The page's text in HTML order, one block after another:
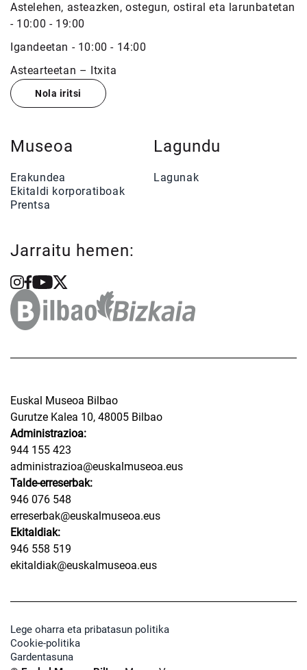
Astelehen, asteazken, ostegun, ostiral eta larunbatetan
- 10:00 - 19:00
Igandeetan - 10:00 - 14:00
Astearteetan – Itxita
Nola iritsi
Museoa
Erakundea
Ekitaldi korporatiboak
Prentsa
Lagundu
Lagunak
Jarraitu hemen:
Euskal Museoa Bilbao
Gurutze Kalea 10, 48005 Bilbao
Administrazioa:
944 155 423
administrazioa@euskalmuseoa.eus
Talde-erreserbak:
946 076 548
erreserbak@euskalmuseoa.eus
Ekitaldiak:
946 558 519
ekitaldiak@euskalmuseoa.eus
Lege oharra eta pribatasun politika
Cookie-politika
Gardentasuna